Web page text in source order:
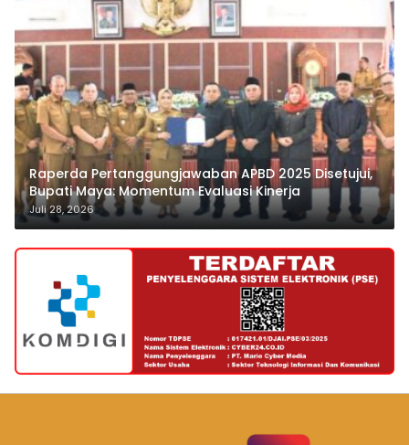
Raperda Pertanggungjawaban APBD 2025 Disetujui,
Bupati Maya: Momentum Evaluasi Kinerja
Juli 28, 2026